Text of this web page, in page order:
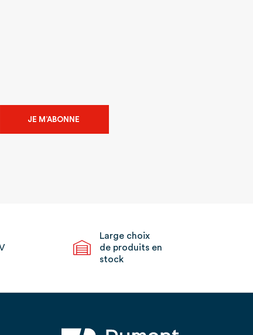
JE M’ABONNE
Large choix
de produits en
stock